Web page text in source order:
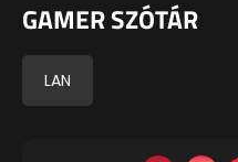
GAMER SZÓTÁR
LAN